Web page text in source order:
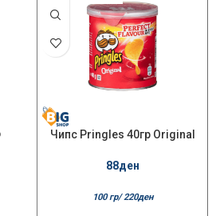
Чипс Pringles 40гр Original
88ден
100 гр/ 220ден